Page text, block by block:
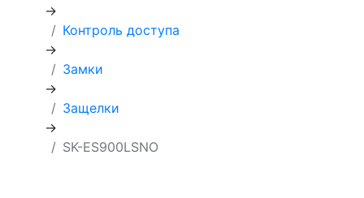
→
Контроль доступа
→
Замки
→
Защелки
→
SK-ES900LSNO